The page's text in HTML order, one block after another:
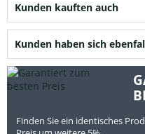
Kunden kauften auch
Kunden haben sich
Finden Sie ein identisches